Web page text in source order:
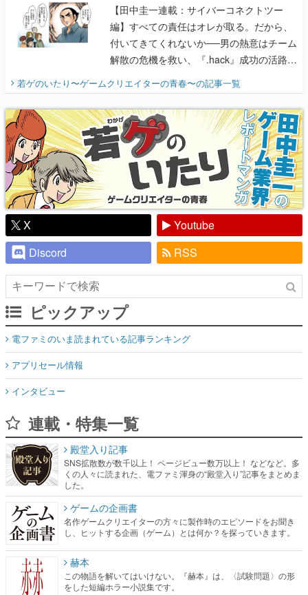
【田中圭一連載：サイバーコネクトツー
編】すべての責任はオレが取る。だから、
付いてきてくれないか──男の熱意はチーム
解散の危機を救い、『.hack』成功の活路を
『少年ジャンプ』色だった【若ゲのいた
り】
若ゲのいたり〜ゲームクリエイターの青春〜の記事一覧
X
Youtube
Discord
RSS
ピックアップ
電ファミのいま読まれている記事ランキング
アプリセール情報
インタビュー
連載・特集一覧
殿堂入り記事
SNS拡散数が数千以上！ ページビュー数万以上！ などなど。多
くの人々に読まれた、電ファミ渾身の“殿堂入り”記事をまとめま
した。
ゲームの企画書
名作ゲームクリエイターの方々に製作時のエピソードをお聞き
し、ヒットする企画（ゲーム）とは何か？を探っていきます。
赫本
この物語を解いてはいけない。『赫本』は、〈試験問題〉の形
をした短編ホラー小説集です。